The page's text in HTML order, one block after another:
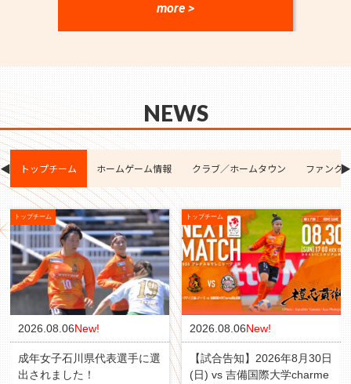
more >
NEWS
◀︎ ▶︎
トップチーム ホームゲーム情報 クラブ／ホームタウン ファンク
トップチーム
2026.08.06New!
成年女子石川県代表選手に選
出されました！
トップチーム
2026.08.06New!
【試合告知】2026年8月30日
(日) vs 吉備国際大学charme